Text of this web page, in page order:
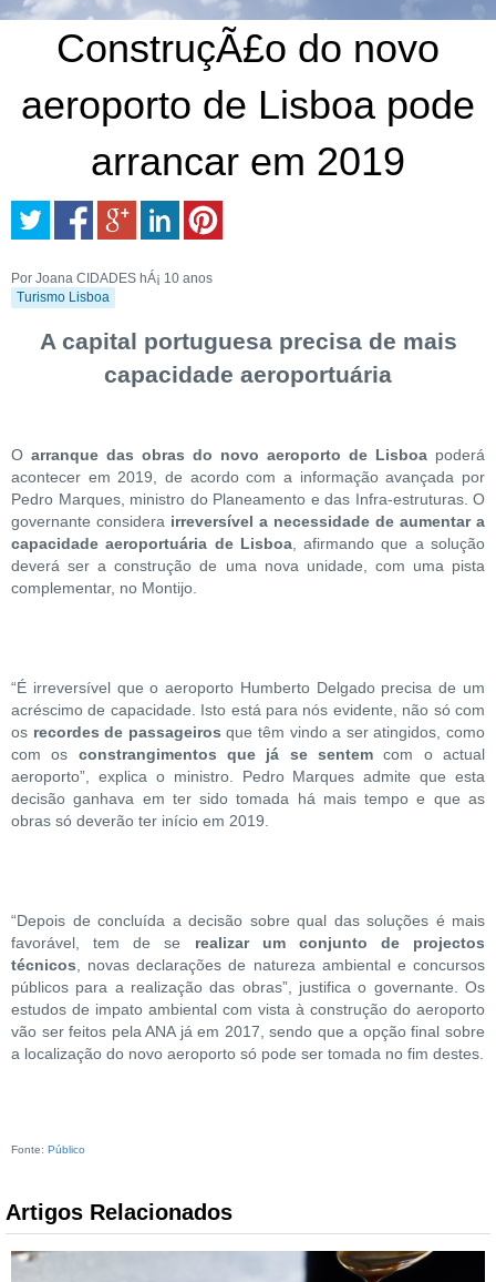
ConstruçÃ£o do novo
aeroporto de Lisboa pode
arrancar em 2019
Por Joana CIDADES hÁ¡ 10 anos
Turismo Lisboa
A capital portuguesa precisa de mais
capacidade aeroportuária
O arranque das obras do novo aeroporto de Lisboa poderá
acontecer em 2019, de acordo com a informação avançada por
Pedro Marques, ministro do Planeamento e das Infra-estruturas. O
governante considera irreversível a necessidade de aumentar a
capacidade aeroportuária de Lisboa, afirmando que a solução
deverá ser a construção de uma nova unidade, com uma pista
complementar, no Montijo.
“É irreversível que o aeroporto Humberto Delgado precisa de um
acréscimo de capacidade. Isto está para nós evidente, não só com
os recordes de passageiros que têm vindo a ser atingidos, como
com os constrangimentos que já se sentem com o actual
aeroporto”, explica o ministro. Pedro Marques admite que esta
decisão ganhava em ter sido tomada há mais tempo e que as
obras só deverão ter início em 2019.
“Depois de concluída a decisão sobre qual das soluções é mais
favorável, tem de se realizar um conjunto de projectos
técnicos, novas declarações de natureza ambiental e concursos
públicos para a realização das obras”, justifica o governante. Os
estudos de impato ambiental com vista à construção do aeroporto
vão ser feitos pela ANA já em 2017, sendo que a opção final sobre
a localização do novo aeroporto só pode ser tomada no fim destes.
Fonte: Público
Artigos Relacionados